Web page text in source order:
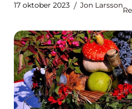
17 oktober 2023 Jon Larsson